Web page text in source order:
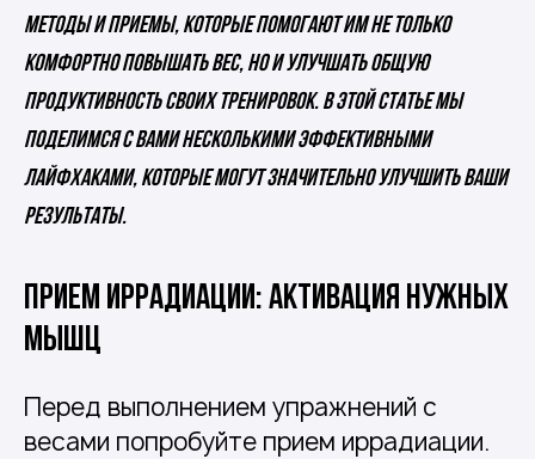
методы и приемы, которые помогают им не только
комфортно повышать вес, но и улучшать общую
продуктивность своих тренировок. В этой статье мы
поделимся с вами несколькими эффективными
лайфхаками, которые могут значительно улучшить ваши
результаты.
Прием иррадиации: активация нужных
мышц
Перед выполнением упражнений с
весами попробуйте прием иррадиации.